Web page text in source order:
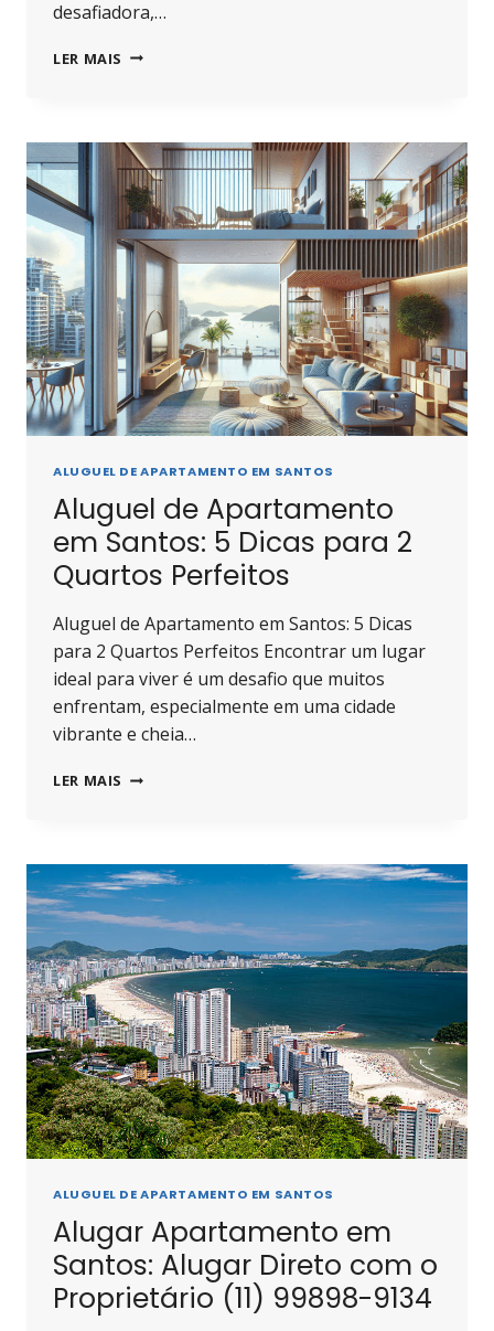
desafiadora,…
LER MAIS COMO
IDEAL
DE
APARTAMENTO
SANTOS
2
QUARTOS
ALUGUEL DE APARTAMENTO EM SANTOS
Aluguel de Apartamento
em Santos: 5 Dicas para 2
Quartos Perfeitos
Aluguel de Apartamento em Santos: 5 Dicas
para 2 Quartos Perfeitos Encontrar um lugar
ideal para viver é um desafio que muitos
enfrentam, especialmente em uma cidade
vibrante e cheia…
LER MAIS ALUGUEL
SANTOS:
5
DICAS
PARA
2
QUARTOS
PERFEITOS
ALUGUEL DE APARTAMENTO EM SANTOS
Alugar Apartamento em
Santos: Alugar Direto com o
Proprietário (11) 99898-9134